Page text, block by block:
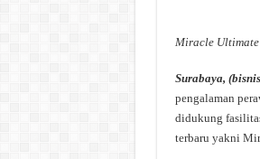
Miracle
Surabaya,
pengalaman
didukung
terbaru yakni